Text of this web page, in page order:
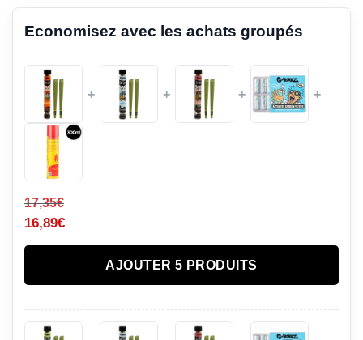
Economisez avec les achats groupés
+ + + +
17,35€
16,89€
AJOUTER 5 PRODUITS